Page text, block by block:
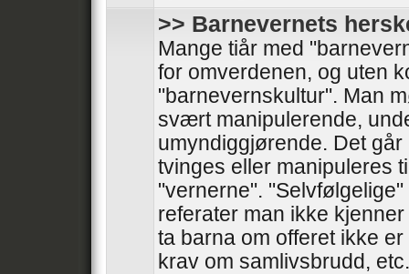
>> Barnevernets
Mange tiår med
for omverdenen, og uten
"barnevernskultur". Man
svært manipulerende,
umyndiggjørende. Det
tvinges eller manipuleres
"vernerne".
referater man ikke
ta barna om offeret ikke
krav om samlivsbrudd, etc.